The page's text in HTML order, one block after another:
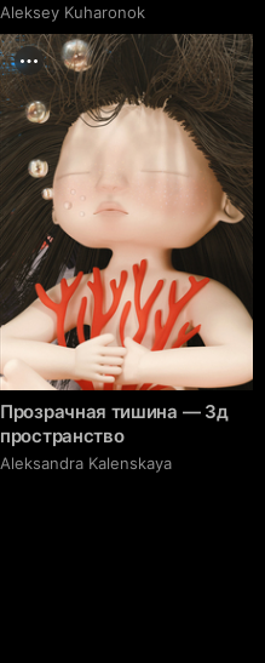
Aleksey Kuharonok
Прозрачная тишина — 3д
пространство
Aleksandra Kalenskaya